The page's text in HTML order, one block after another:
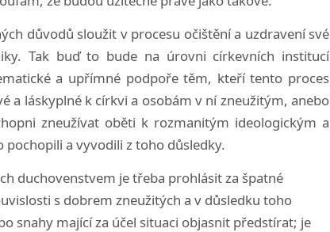
důvodů sloužit v procesu očištění a uzdravení své
Tak buď to bude na úrovni církevních institucí
a upřímné podpoře těm, kteří tento proces
a láskyplné k církvi a osobám v ní zneužitým, anebo
zneužívat oběti k rozmanitým ideologickým a
a vyvodili z toho důsledky.
duchovenstvem je třeba prohlásit za špatné
s dobrem zneužitých a v důsledku toho
snahy mající za účel situaci objasnit předstírat; je